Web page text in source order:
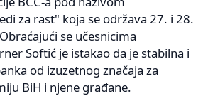
za rast" koja se održava 27. i 28.
se učesnicima
Softić je istakao da je stabilna i
od izuzetnog značaja za
BiH i njene građane.